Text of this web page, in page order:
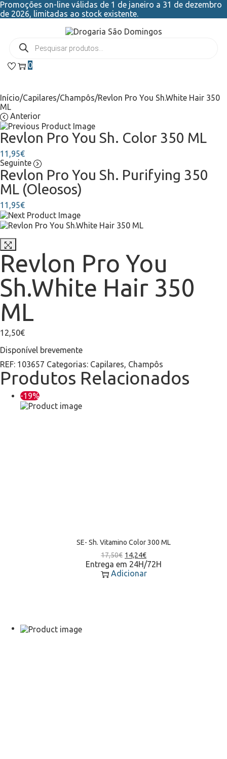
Promoções on-line válidas de 1 de janeiro a 31 de dezembro
de 2026, limitadas ao stock existente.
0
Início/Capilares/Champôs/Revlon Pro You Sh.White Hair 350
ML
Anterior
Revlon Pro You Sh. Color 350 ML
11,95€
Seguinte
Revlon Pro You Sh. Purifying 350
ML (Oleosos)
11,95€
Revlon Pro You
Sh.White Hair 350
ML
12,50€
Disponível brevemente
REF: 103657 Categorias: Capilares, Champôs
Produtos Relacionados
-19%
SE- Sh. Vitamino Color 300 ML
17,50€ 14,24€
Entrega em 24H/72H
Adicionar